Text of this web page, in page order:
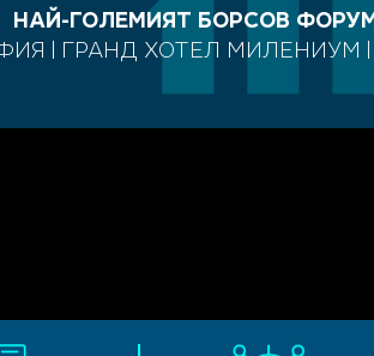
НАЙ-ГОЛЕМИЯТ БОРСОВ
| ГРАНД ХОТЕЛ МИЛЕНИУМ |